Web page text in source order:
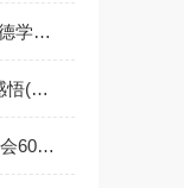
感悟
篇)
字